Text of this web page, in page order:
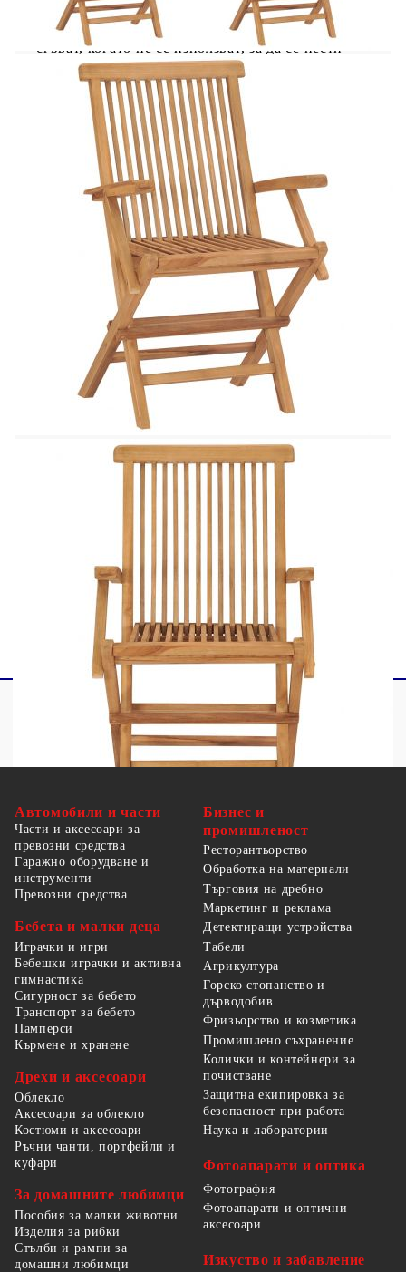
столове са леки, което ги прави гъвкави и лесни
за местене. Дървените столове могат да се
сгъват, когато не се използват, за да се пести
място. Освен това плътно подплатените
възглавници за седалките осигуряват
допълнителен комфорт при седене.
Цвят на възглавниците: Таупе
Материал: Фино шлайфано твърдо тиково
дърво с покритие на водна основа
Материал на възглавницата: 100%
полиестер
Размери: 55 x 60 x 89 см (Ш x Д x В)
Ширина на седалката: 45 см
Дълбочина на седалката: 37 см
Височина на седалката от земята: 45 см
Височина на подлакътника от земята: 66 см
Размери на възглавницата: 40 x 40 x 7 см
(Д x Ш х Деб)
С подлакътници
4 x Възглавници за сядане
Максимално 110 кг на седалка.
Автомобили и части
Части и аксесоари за
превозни средства
Гаражно оборудване и
инструменти
Превозни средства
Бебета и малки деца
Играчки и игри
Бебешки играчки и активна
гимнастика
Сигурност за бебето
Транспорт за бебето
Памперси
Кърмене и хранене
Дрехи и аксесоари
Облекло
Аксесоари за облекло
Костюми и аксесоари
Ръчни чанти, портфейли и
куфари
За домашните любимци
Пособия за малки животни
Изделия за рибки
Стълби и рампи за
домашни любимци
Бизнес и
промишленост
Ресторантьорство
Обработка на материали
Търговия на дребно
Маркетинг и реклама
Детектиращи устройства
Табели
Агрикултура
Горско стопанство и
дърводобив
Фризьорство и козметика
Промишлено съхранение
Колички и контейнери за
почистване
Защитна екипировка за
безопасност при работа
Наука и лаборатории
Фотоапарати и оптика
Фотография
Фотоапарати и оптични
аксесоари
Изкуство и забавление